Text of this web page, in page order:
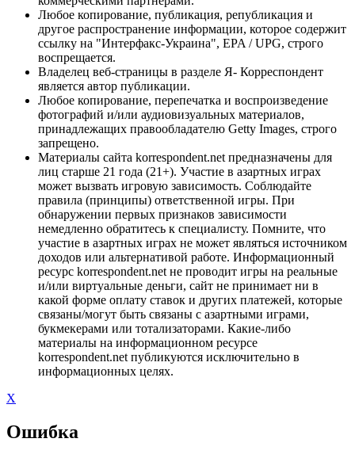
Любое копирование, публикация, републикация и
другое распространение информации, которое содержит
ссылку на "Интерфакс-Украина", EPA / UPG, строго
воспрещается.
Владелец веб-страницы в разделе Я- Корреспондент
является автор публикации.
Любое копирование, перепечатка и воспроизведение
фотографий и/или аудиовизуальных материалов,
принадлежащих правообладателю Getty Images, строго
запрещено.
Материалы сайта korrespondent.net предназначены для
лиц старше 21 года (21+). Участие в азартных играх
может вызвать игровую зависимость. Соблюдайте
правила (принципы) ответственной игры. При
обнаружении первых признаков зависимости
немедленно обратитесь к специалисту. Помните, что
участие в азартных играх не может являться источником
доходов или альтернативой работе. Информационный
ресурс korrespondent.net не проводит игры на реальные
и/или виртуальные деньги, сайт не принимает ни в
какой форме оплату ставок и других платежей, которые
связаны/могут быть связаны с азартными играми,
букмекерами или тотализаторами. Какие-либо
материалы на информационном ресурсе
korrespondent.net публикуются исключительно в
информационных целях.
X
Ошибка